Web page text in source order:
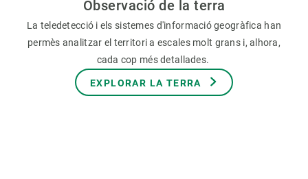
Observació de la terra
La teledetecció i els sistemes d'informació geogràfica han
permès analitzar el territori a escales molt grans i, alhora,
cada cop més detallades.
EXPLORAR LA TERRA